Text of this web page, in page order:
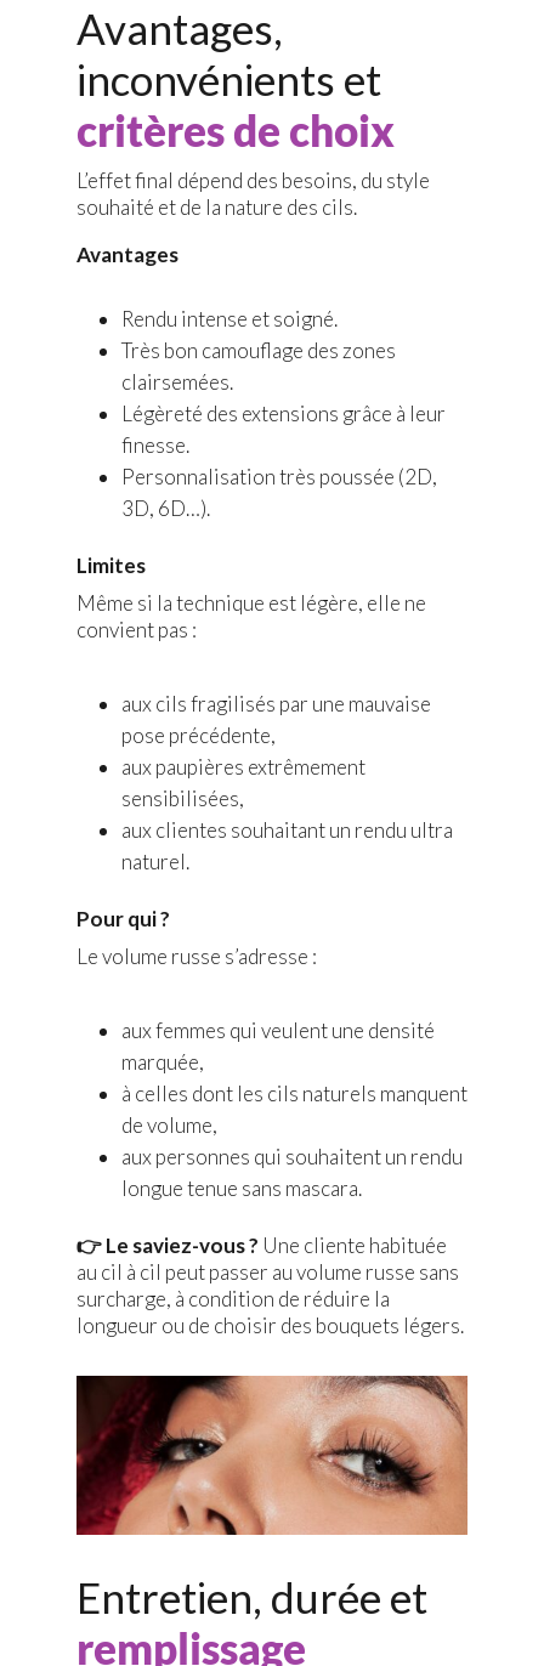
Avantages,
inconvénients et
critères de choix
L’effet final dépend des besoins, du style
souhaité et de la nature des cils.
Avantages
Rendu intense et soigné.
Très bon camouflage des zones
clairsemées.
Légèreté des extensions grâce à leur
finesse.
Personnalisation très poussée (2D,
3D, 6D…).
Limites
Même si la technique est légère, elle ne
convient pas :
aux cils fragilisés par une mauvaise
pose précédente,
aux paupières extrêmement
sensibilisées,
aux clientes souhaitant un rendu ultra
naturel.
Pour qui ?
Le volume russe s’adresse :
aux femmes qui veulent une densité
marquée,
à celles dont les cils naturels manquent
de volume,
aux personnes qui souhaitent un rendu
longue tenue sans mascara.
👉 Le saviez-vous ? Une cliente habituée
au cil à cil peut passer au volume russe sans
surcharge, à condition de réduire la
longueur ou de choisir des bouquets légers.
Entretien, durée et
remplissage